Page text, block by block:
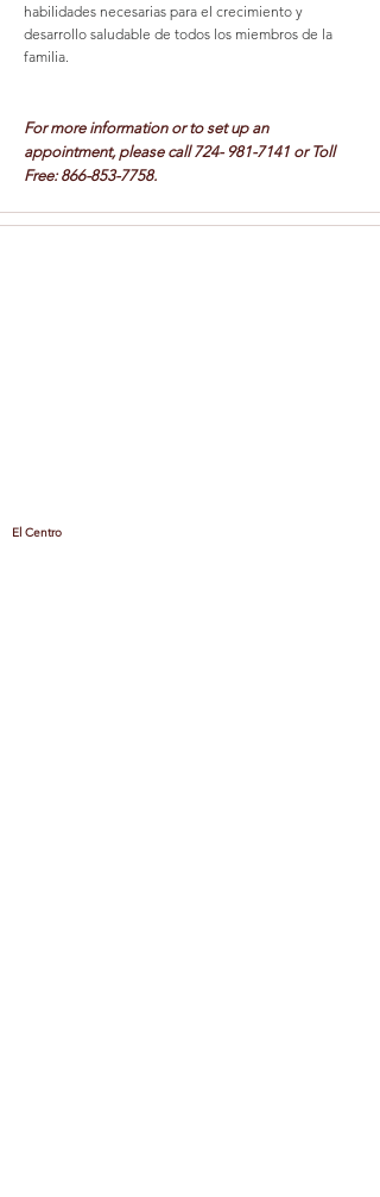
habilidades necesarias para el crecimiento y
desarrollo saludable de todos los miembros de la
familia.
For more information or to set up an
appointment, please call724- 981-7141 or Toll
Free: 866-853-7758.
El Centro